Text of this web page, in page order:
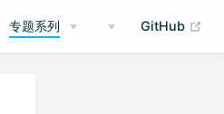
专题系列 GitHub